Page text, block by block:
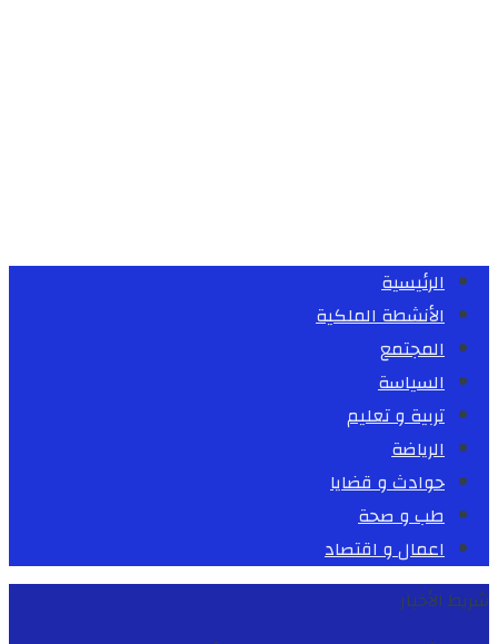
الرئيسية
الأنشطة الملكية
المجتمع
السياسة
تربية و تعليم
الرياضة
حوادث و قضايا
طب و صحة
اعمال و اقتصاد
شريط الأخبار